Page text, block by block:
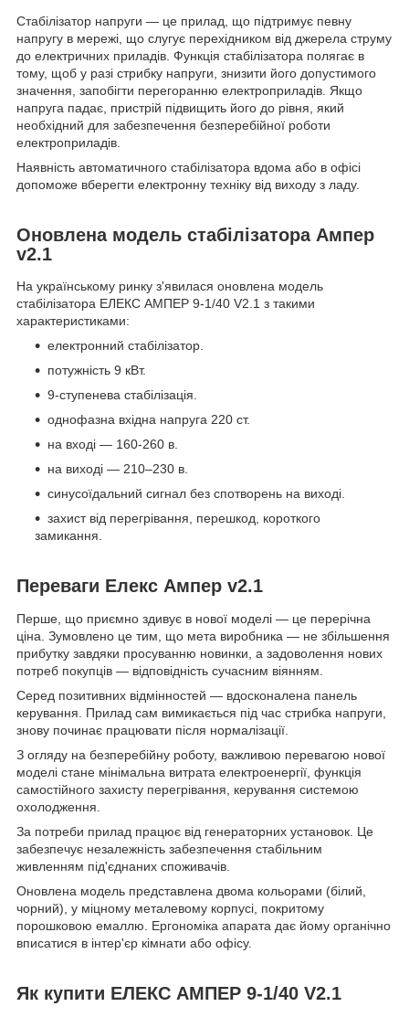
Стабілізатор напруги — це прилад, що підтримує певну
напругу в мережі, що слугує перехідником від джерела струму
до електричних приладів. Функція стабілізатора полягає в
тому, щоб у разі стрибку напруги, знизити його допустимого
значення, запобігти перегоранню електроприладів. Якщо
напруга падає, пристрій підвищить його до рівня, який
необхідний для забезпечення безперебійної роботи
електроприладів.
Наявність автоматичного стабілізатора вдома або в офісі
допоможе вберегти електронну техніку від виходу з ладу.
Оновлена модель стабілізатора Ампер
v2.1
На українському ринку з'явилася оновлена модель
стабілізатора ЕЛЕКС АМПЕР 9-1/40 V2.1 з такими
характеристиками:
електронний стабілізатор.
потужність 9 кВт.
9-ступенева стабілізація.
однофазна вхідна напруга 220 ст.
на вході — 160-260 в.
на виході — 210–230 в.
синусоїдальний сигнал без спотворень на виході.
захист від перегрівання, перешкод, короткого
замикання.
Переваги Елекс Ампер v2.1
Перше, що приємно здивує в нової моделі — це перерічна
ціна. Зумовлено це тим, що мета виробника — не збільшення
прибутку завдяки просуванню новинки, а задоволення нових
потреб покупців — відповідність сучасним віянням.
Серед позитивних відмінностей — вдосконалена панель
керування. Прилад сам вимикається під час стрибка напруги,
знову починає працювати після нормалізації.
З огляду на безперебійну роботу, важливою перевагою нової
моделі стане мінімальна витрата електроенергії, функція
самостійного захисту перегрівання, керування системою
охолодження.
За потреби прилад працює від генераторних установок. Це
забезпечує незалежність забезпечення стабільним
живленням під'єднаних споживачів.
Оновлена модель представлена двома кольорами (білий,
чорний), у міцному металевому корпусі, покритому
порошковою емаллю. Ергономіка апарата дає йому органічно
вписатися в інтер'єр кімнати або офісу.
Як купити ЕЛЕКС АМПЕР 9-1/40 V2.1